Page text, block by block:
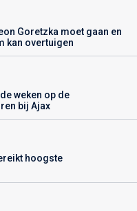
Goretzka moet gaan en
kan overtuigen
weken op de
bij Ajax
hoogste